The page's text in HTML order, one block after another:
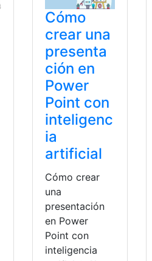
Cómo
crear una
presenta
ción en
Power
Point con
inteligenc
ia
artificial
Cómo crear
una
presentación
en Power
Point con
inteligencia